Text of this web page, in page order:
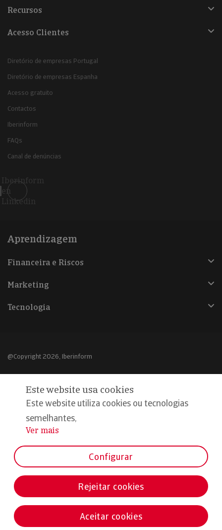
Recursos
Acesso Clientes
Diretório de empresas Portugal
Diretório de empresas Espanha
Acesso gratuito
Contactos
Iberinform
FAQs
Canal de denúncias
Iberinform
en
Linkedin
Aprendizagem
Financeira e Riscos
Marketing
Tecnologia
@Copyright 2026, Iberinform
Declaração de privacidade
Compromisso qualidade e segurança
Este website usa cookies
Este website utiliza cookies ou tecnologias
semelhantes,
...
Ver mais
Configurar
Rejeitar cookies
Aceitar cookies